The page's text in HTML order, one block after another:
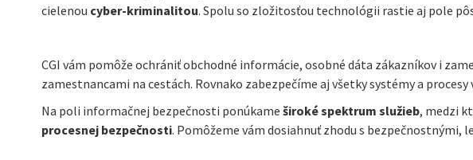
cielenou cyber-kriminalitou. Spolu so zložitosťou technológii rastie aj pole
CGI vám pomôže ochrániť obchodné informácie, osobné dáta zákazníkov i
zamestnancami na cestách. Rovnako zabezpečíme aj všetky systémy a procesy
Na poli informačnej bezpečnosti ponúkame široké spektrum služieb, medzi
procesnej bezpečnosti. Pomôžeme vám dosiahnuť zhodu s